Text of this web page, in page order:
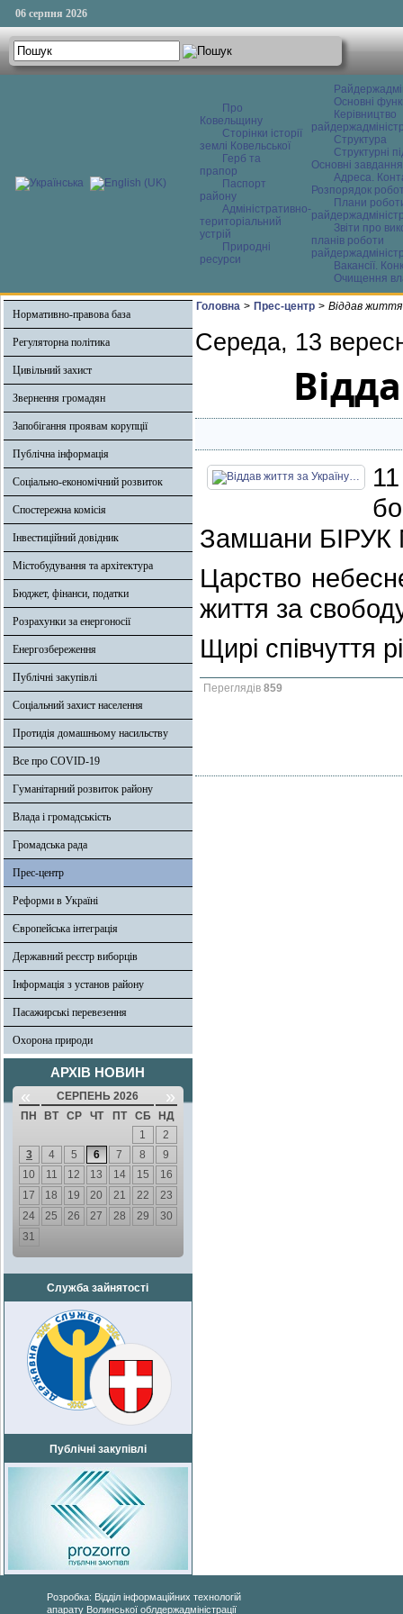
06 серпня 2026
Про
Ковельщину
Сторінки історії
землі Ковельської
Герб та
прапор
Паспорт
району
Адміністративно-
територіальний
устрій
Природні
ресурси
Основні
Керівництво
Структура
Структурні
Основні завдання
Адреса.
Розпорядок
Плани
Звіти про
планів роботи
Вакансії.
Очищення
Нормативно-правова база
Регуляторна політика
Цивільний захист
Звернення громадян
Запобігання проявам корупції
Публічна інформація
Соціально-економічний розвиток
Спостережна комісія
Інвестиційний довідник
Містобудування та архітектура
Бюджет, фінанси, податки
Розрахунки за енергоносії
Енергозбереження
Публічні закупівлі
Соціальний захист населення
Протидія домашньому насильству
Все про COVID-19
Гуманітарний розвиток району
Влада і громадськість
Громадська рада
Прес-центр
Реформи в Україні
Європейська інтеграція
Державний реєстр виборців
Інформація з установ району
Пасажирські перевезення
Охорона природи
АРХІВ НОВИН
« СЕРПЕНЬ 2026 »
ПН ВТ СР ЧТ ПТ СБ
НД
1
2
3
4 5 6 7 8
9
10
11 12 13 14 15
16
17
18 19 20 21 22
23
24
25 26 27 28 29
30
31
Служба зайнятості
Публічні закупівлі
Головна > Прес-центр > Віддав
Середа, 13
Замшани
Царство
життя за
Щирі співчуття
Переглядів 859
Розробка: Відділ інформаційних технологій
апарату Волинської облдержадміністрації